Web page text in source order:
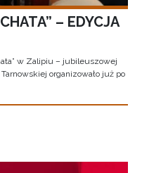
– EDYCJA
w Zalipiu – jubileuszowej
organizowało już po